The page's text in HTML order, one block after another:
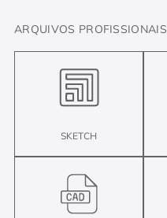
ARQUIVOS PROFISSIONAIS
SKETCH